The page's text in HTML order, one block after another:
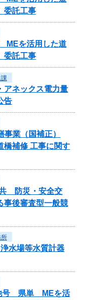
委託工事
MEを活用した道
委託工事
課
アネックス電力量
告
業（国補正）
橋補修 工事に関す
共 防災・安全交
事後審査型一般競
水場等水質計器
他号 県単 MEを活